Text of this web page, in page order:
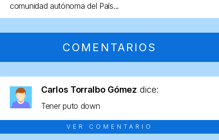
comunidad autónoma del País...
COMENTARIOS
Carlos Torralbo Gómez dice:
Tener puto down
VER COMENTARIO